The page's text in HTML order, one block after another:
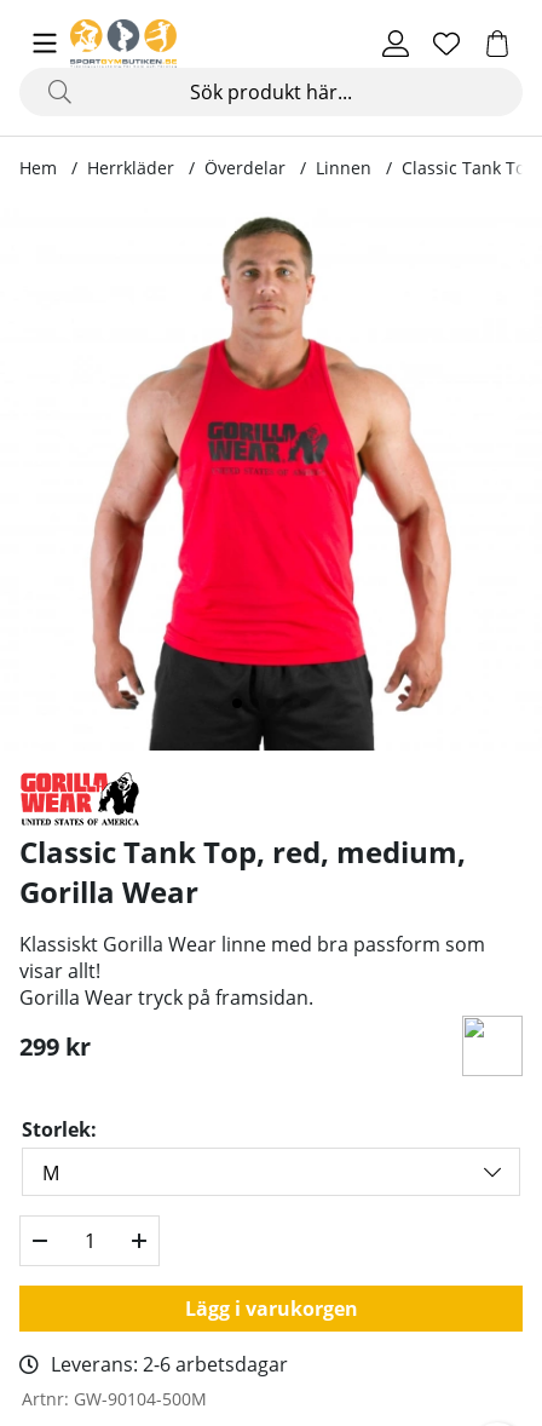
Hem Herrkläder Överdelar Linnen Classic Tank
Produktbilder Classic Tank Top, red
Classic Tank Top, red, medium,
Gorilla Wear
Klassiskt Gorilla Wear linne med bra passform som
visar allt!
Gorilla Wear tryck på framsidan.
299 kr
Storlek:
Lägg i varukorgen
Leverans: 2-6 arbetsdagar
Artnr: GW-90104-500M